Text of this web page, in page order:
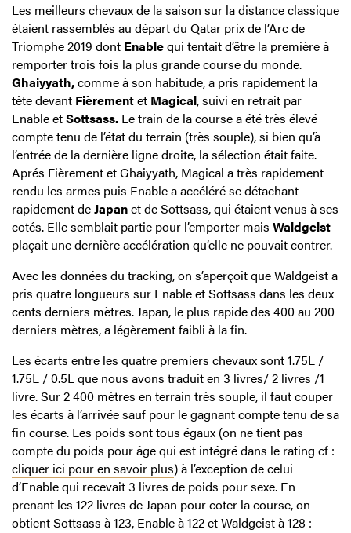
Les meilleurs chevaux de la saison sur la distance classique
étaient rassemblés au départ du Qatar prix de l’Arc de
Triomphe 2019 dont Enablequi tentait d’être la première à
remporter trois fois la plus grande course du monde.
Ghaiyyath,comme à son habitude, a pris rapidement la
tête devant Fièrementet Magical, suivi en retrait par
Enable etSottsass. Le train de la course a été très élevé
compte tenu de l’état du terrain (très souple), si bien qu’à
l’entrée de la dernière ligne droite, la sélection était faite.
Aprés Fièrement et Ghaiyyath, Magical a très rapidement
rendu les armes puis Enable a accéléré se détachant
rapidement deJapanet de Sottsass, qui étaient venus à ses
cotés. Elle semblait partie pour l’emporter mais Waldgeist
plaçait une dernière accélération qu’elle ne pouvait contrer.
Avec les données du tracking, on s’aperçoit que Waldgeist a
pris quatre longueurs sur Enable et Sottsass dans les deux
cents derniers mètres. Japan, le plus rapide des 400 au 200
derniers mètres, a légèrement faibli à la fin.
Les écarts entre les quatre premiers chevaux sont 1.75L /
1.75L / 0.5L que nous avons traduit en 3 livres/ 2 livres /1
livre. Sur 2 400 mètres en terrain très souple, il faut couper
les écarts à l’arrivée sauf pour le gagnant compte tenu de sa
fin course. Les poids sont tous égaux (on ne tient pas
compte du poids pour âge qui est intégré dans le rating cf :
cliquer ici pour en savoir plus) à l’exception de celui
d’Enable qui recevait 3 livres de poids pour sexe. En
prenant les 122 livres de Japan pour coter la course, on
obtient Sottsass à 123, Enable à 122 et Waldgeist à 128 :